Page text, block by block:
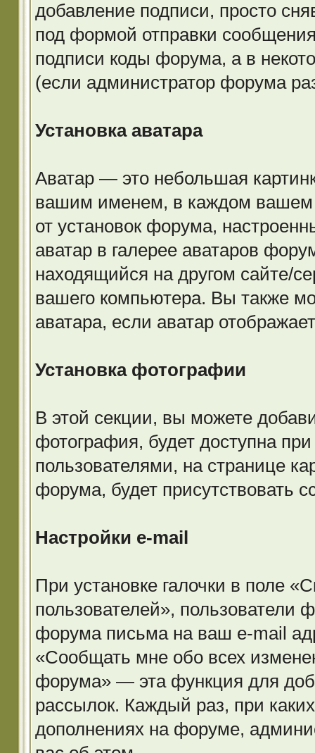
добавление подписи, просто
под формой отправки
подписи коды форума, а в
(если администратор форума
Установка аватара
Аватар — это небольшая
вашим именем, в каждом
от установок форума,
аватар в галерее аватаров
находящийся на другом сайте/
вашего компьютера. Вы также
аватара, если аватар
Установка фотографии
В этой секции, вы можете
фотография, будет доступна
пользователями, на странице
форума, будет присутствовать
Настройки e-mail
При установке галочки в поле
пользователей», пользователи
форума письма на ваш e-mail
«Сообщать мне обо всех
форума» — эта функция для
рассылок. Каждый раз, при
дополнениях на форуме,